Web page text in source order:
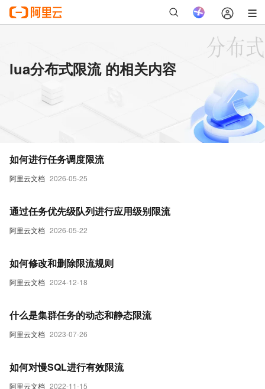
lua分布式限流 的相关内容
阿里云文档 2026-05-25
如何进行任务调度限流
阿里云文档 2026-05-22
通过任务优先级队列进行应用级别限流
阿里云文档 2024-12-18
如何修改和删除限流规则
阿里云文档 2023-07-26
什么是集群任务的动态和静态限流
阿里云文档 2022-11-15
如何对慢SQL进行有效限流